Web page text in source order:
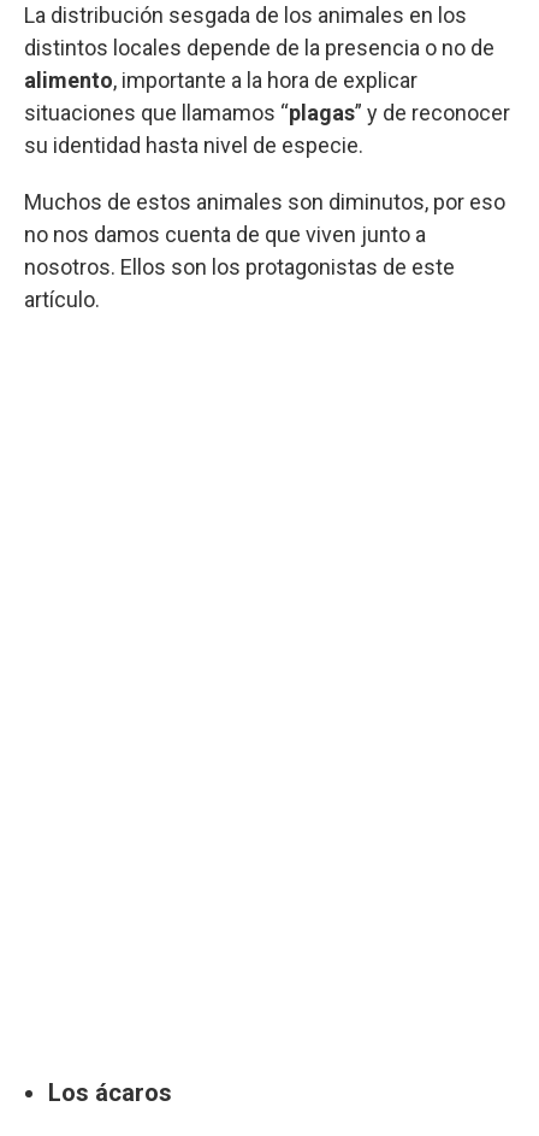
La distribución sesgada de los animales en los
distintos locales depende de la presencia o no de
alimento, importante a la hora de explicar
situaciones que llamamos “plagas” y de reconocer
su identidad hasta nivel de especie.
Muchos de estos animales son diminutos, por eso
no nos damos cuenta de que viven junto a
nosotros. Ellos son los protagonistas de este
artículo.
Los ácaros